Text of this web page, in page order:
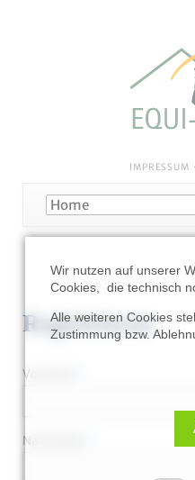
NAVIGATION
IMPRESSUM
Navigation
überspringen
Registrieren
Pflichtfeld
Vorname
Pflichtfeld
Nachname
Wir nutzen auf unserer
Cookies, die technisch
Alle weiteren Cookies
Zustimmung bzw.